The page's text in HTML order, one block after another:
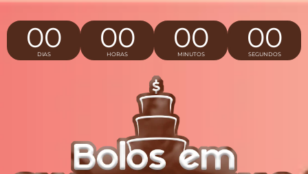
00
DIAS 00
HORAS 00
MINUTOS 00
SEGUNDOS